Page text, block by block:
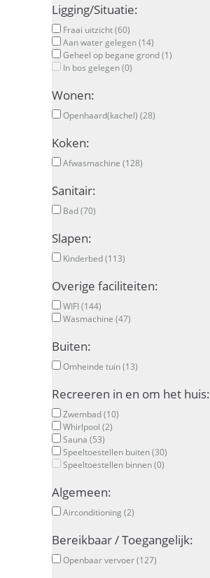
Ligging/Situatie:
Fraai uitzicht (60)
Aan water gelegen (14)
Geheel op begane grond (1)
In bos gelegen (0)
Wonen:
Openhaard(kachel) (28)
Koken:
Afwasmachine (128)
Sanitair:
Bad (70)
Slapen:
Kinderbed (113)
Overige faciliteiten:
WIFI (144)
Wasmachine (47)
Buiten:
Omheinde tuin (13)
Recreeren in en om het huis:
Zwembad (10)
Whirlpool (2)
Sauna (53)
Speeltoestellen buiten (30)
Speeltoestellen binnen (0)
Algemeen:
Airconditioning (2)
Bereikbaar / Toegangelijk:
Openbaar vervoer (127)